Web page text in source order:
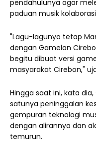
pendahulunya agar
paduan musik
"Lagu-lagunya tetap
dengan Gamelan
begitu dibuat versi
masyarakat Cirebon,"
Hingga saat ini, kata
satunya peninggalan
gempuran teknologi
dengan alirannya dan
temurun.